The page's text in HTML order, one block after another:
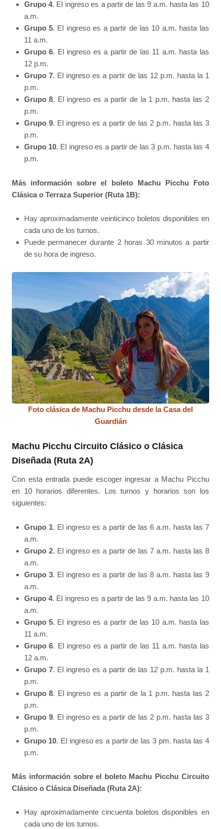
Grupo 4. El ingreso es a partir de las 9 a.m. hasta las 10
a.m.
Grupo 5. El ingreso es a partir de las 10 a.m. hasta las
11 a.m.
Grupo 6. El ingreso es a partir de las 11 a.m. hasta las
12 p.m.
Grupo 7. El ingreso es a partir de las 12 p.m. hasta la 1
p.m.
Grupo 8. El ingreso es a partir de la 1 p.m. hasta las 2
p.m.
Grupo 9. El ingreso es a partir de las 2 p.m. hasta las 3
p.m.
Grupo 10. El ingreso es a partir de las 3 p.m. hasta las 4
p.m.
Más información sobre el boleto Machu Picchu Foto
Clásica o Terraza Superior (Ruta 1B):
Hay aproximadamente veinticinco boletos disponibles en
cada uno de los turnos.
Puede permanecer durante 2 horas 30 minutos a partir
de su hora de ingreso.
Foto clásica de Machu Picchu desde la Casa del
Guardián
Machu Picchu Circuito Clásico o Clásica
Diseñada (Ruta 2A)
Con esta entrada puede escoger ingresar a Machu Picchu
en 10 horarios diferentes. Los turnos y horarios son los
siguientes:
Grupo 1. El ingreso es a partir de las 6 a.m. hasta las 7
a.m.
Grupo 2. El ingreso es a partir de las 7 a.m. hasta las 8
a.m.
Grupo 3. El ingreso es a partir de las 8 a.m. hasta las 9
a.m.
Grupo 4. El ingreso es a partir de las 9 a.m. hasta las 10
a.m.
Grupo 5. El ingreso es a partir de las 10 a.m. hasta las
11 a.m.
Grupo 6. El ingreso es a partir de las 11 a.m. hasta las
12 a.m.
Grupo 7. El ingreso es a partir de las 12 p.m. hasta la 1
p.m.
Grupo 8. El ingreso es a partir de la 1 p.m. hasta las 2
p.m.
Grupo 9. El ingreso es a partir de las 2 p.m. hasta las 3
p.m.
Grupo 10. El ingreso es a partir de las 3 pm. hasta las 4
p.m.
Más información sobre el boleto Machu Picchu Circuito
Clásico o Clásica Diseñada (Ruta 2A):
Hay aproximadamente cincuenta boletos disponibles en
cada uno de los turnos.